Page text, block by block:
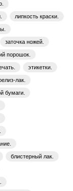
липкость краски.
заточка ножей.
порошок.
этикетки.
лак.
бумаги.
блистерный лак.